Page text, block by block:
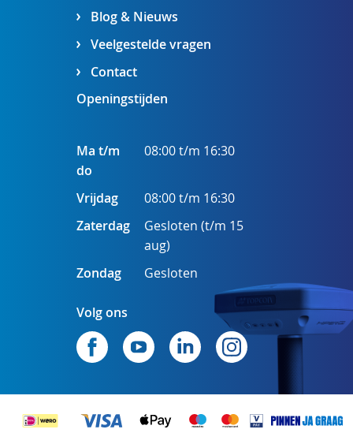
Blog & Nieuws
Veelgestelde vragen
Contact
Openingstijden
Ma t/m
do
08:00 t/m 16:30
Vrijdag
08:00 t/m 16:30
Zaterdag
Gesloten (t/m 15
aug)
Zondag
Gesloten
Volg ons